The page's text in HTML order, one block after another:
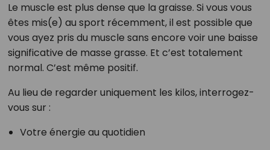
Le muscle est plus dense que la graisse. Si vous vous
êtes mis(e) au sport récemment, il est possible que
vous ayez pris du muscle sans encore voir une baisse
significative de masse grasse. Et c’est totalement
normal. C’est même positif.
Au lieu de regarder uniquement les kilos, interrogez-
vous sur :
Votre énergie au quotidien